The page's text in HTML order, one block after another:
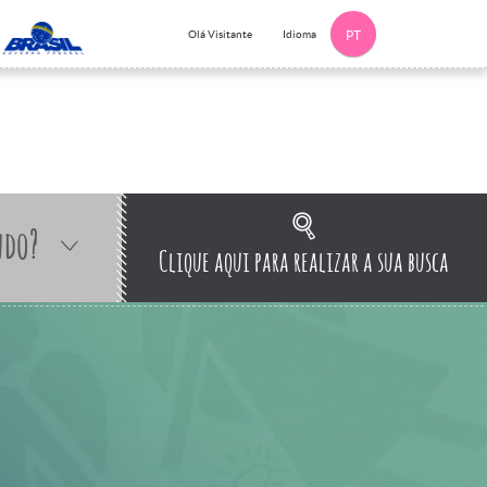
Olá Visitante Idioma PT
Clique aqui para realizar a sua busca